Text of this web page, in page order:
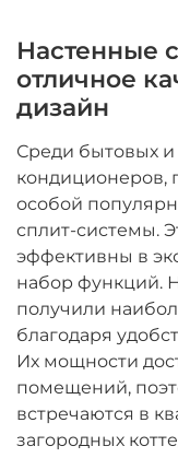
Настенные
отличное
дизайн
Среди бытовых
кондиционеров,
особой
сплит-системы.
эффективны в
набор функций.
получили
благодаря
Их мощности
помещений,
встречаются в
загородных